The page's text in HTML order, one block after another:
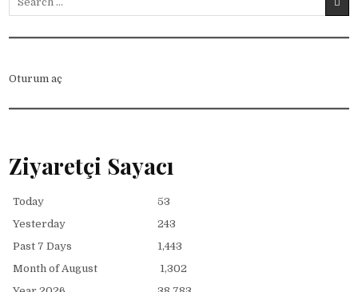
Oturum aç
Ziyaretçi Sayacı
Today
53
Yesterday
243
Past 7 Days
1,443
Month of August
1,302